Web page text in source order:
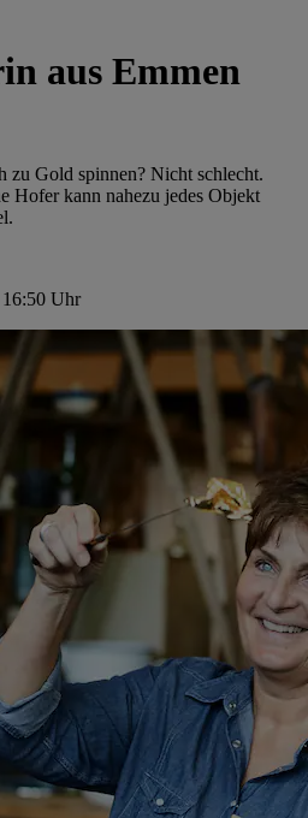
aus Emmen
zu Gold spinnen? Nicht schlecht.
Hofer kann nahezu jedes Objekt
Uhr